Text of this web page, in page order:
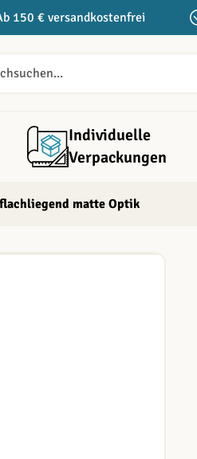
150 € versandkostenfrei
Individuelle
Verpackungen
matte Optik